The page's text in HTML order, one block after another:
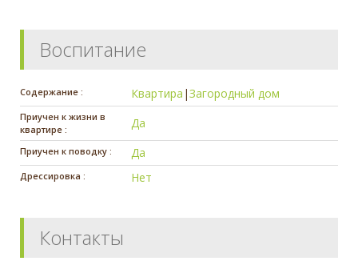
Воспитание
Содержание : Квартира |Загородный дом
Приучен к жизни в
квартире :
Да
Приучен к поводку : Да
Дрессировка : Нет
Контакты